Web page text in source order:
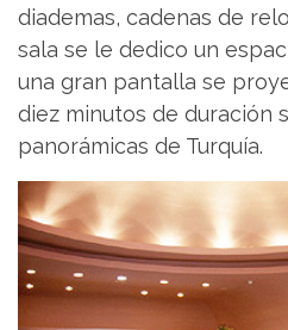
diademas, cadenas de
sala se le dedico un
una gran pantalla se
diez minutos de duración
panorámicas de Turquía.